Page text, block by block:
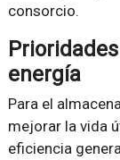
consorcio.
energía
Para el
mejorar la vida
eficiencia